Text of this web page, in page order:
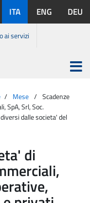
disponibili:
ITA ENG DEU
ai servizi
Apri
menu
Mese
Scadenze
SpA, Srl, Soc.
dalle societa' del
di